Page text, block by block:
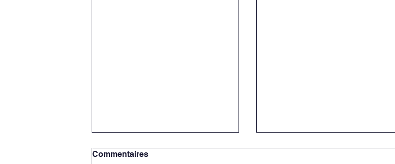
1ère édition CIP 2 en
français !
Commentaires